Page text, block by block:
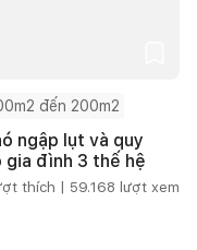
đến 200m2
ngập lụt và quy
gia đình 3 thế hệ
thích | 59.168 lượt xem